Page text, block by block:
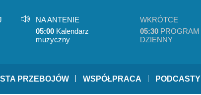
NA ANTENIE
05:00 Kalendarz
muzyczny
WKRÓTCE
05:30 PROGRAM
DZIENNY
PRZEBOJÓW WSPÓŁPRACA PODCASTY